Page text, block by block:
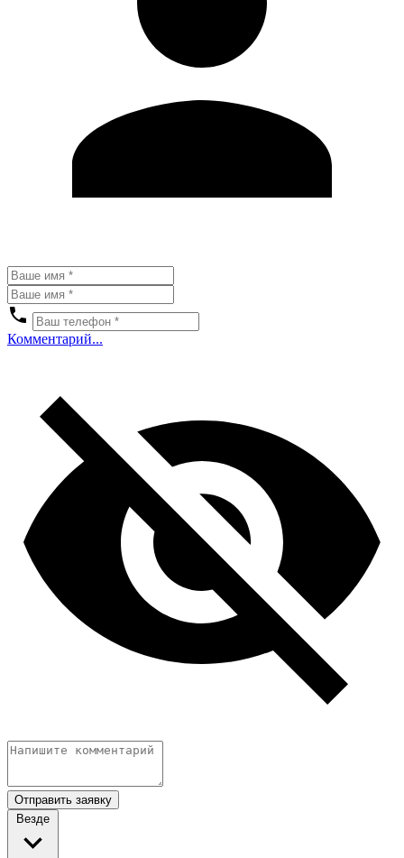
Комментарий...
Отправить заявку
Везде